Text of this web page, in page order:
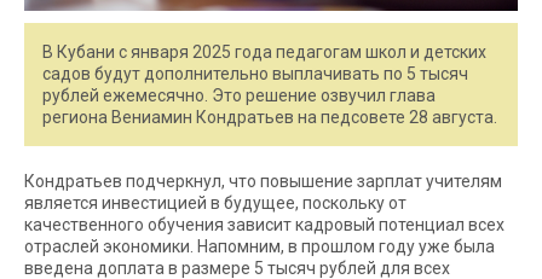
В Кубани с января 2025 года педагогам школ и детских
садов будут дополнительно выплачивать по 5 тысяч
рублей ежемесячно. Это решение озвучил глава
региона Вениамин Кондратьев на педсовете 28 августа.
Кондратьев подчеркнул, что повышение зарплат учителям
является инвестицией в будущее, поскольку от
качественного обучения зависит кадровый потенциал всех
отраслей экономики. Напомним, в прошлом году уже была
введена доплата в размере 5 тысяч рублей для всех